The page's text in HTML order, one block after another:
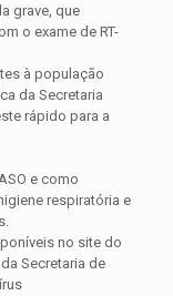
grave, que
o exame de RT-
à população
da Secretaria
rápido para a
e como
respiratória e
no site do
Secretaria de